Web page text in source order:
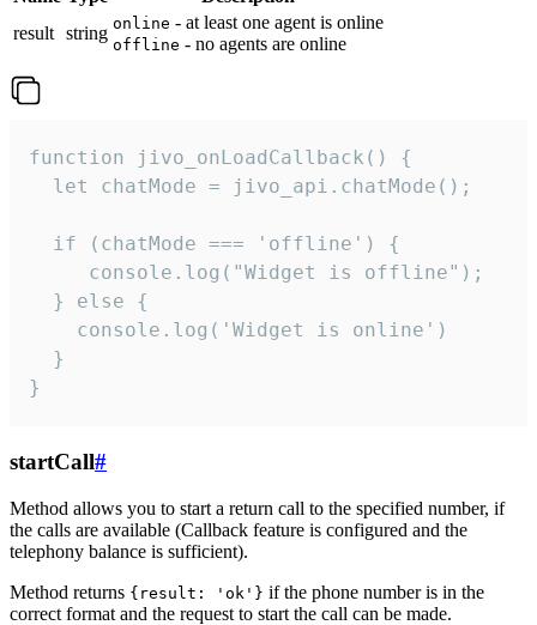
result string online - at least one agent is online
offline - no agents are online
function jivo_onLoadCallback() {
  let chatMode = jivo_api.chatMode();
  if (chatMode === 'offline') {
     console.log("Widget is offline");
  } else {
    console.log('Widget is online')
  }
}
startCall#
Method allows you to start a return call to the specified number, if
the calls are available (Callback feature is configured and the
telephony balance is sufficient).
Method returns {result: 'ok'} if the phone number is in the
correct format and the request to start the call can be made.